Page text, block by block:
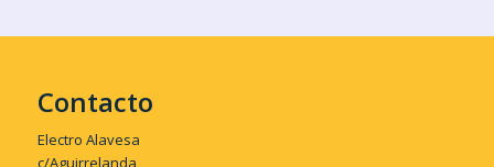
Contacto
Electro Alavesa
c/Aguirrelanda